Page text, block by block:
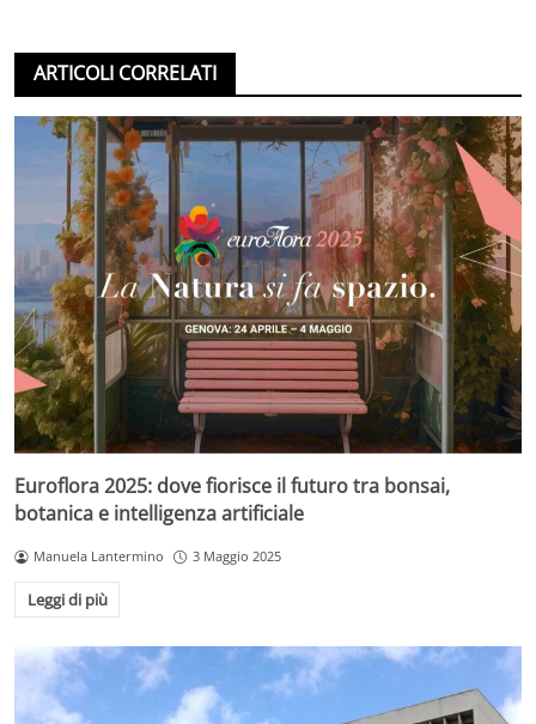
ARTICOLI CORRELATI
Euroflora 2025: dove fiorisce il futuro tra bonsai,
botanica e intelligenza artificiale
Manuela Lantermino 3 Maggio 2025
Leggi di più